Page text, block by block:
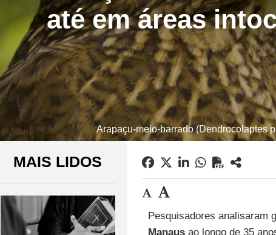
até em áreas
Arapaçu-meio-barrado (Dendrocolaptes
MAIS LIDOS
Pesquisadores analisaram
Manausao longo de 35